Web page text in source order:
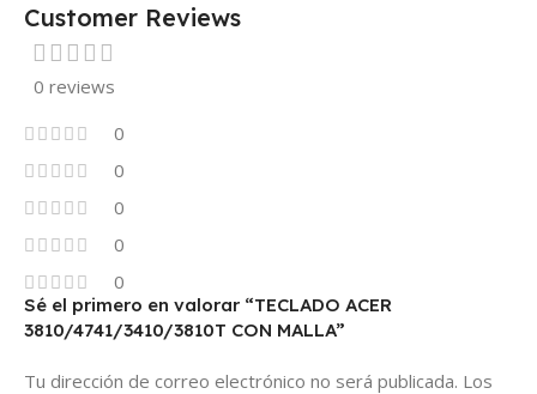
Customer Reviews
0 reviews
0
0
0
0
0
Sé el primero en valorar “TECLADO ACER
3810/4741/3410/3810T CON MALLA”
Tu dirección de correo electrónico no será publicada. Los